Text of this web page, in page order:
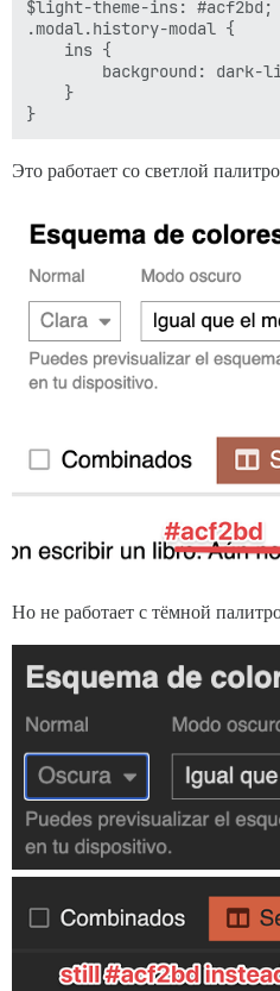
$light-theme-ins: #acf2bd;
.modal.history-modal {
    ins {
background: dark-
    }
Это работает со светлой
Но не работает с тёмной